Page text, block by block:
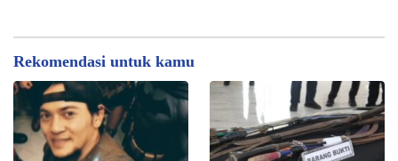
Rekomendasi untuk kamu